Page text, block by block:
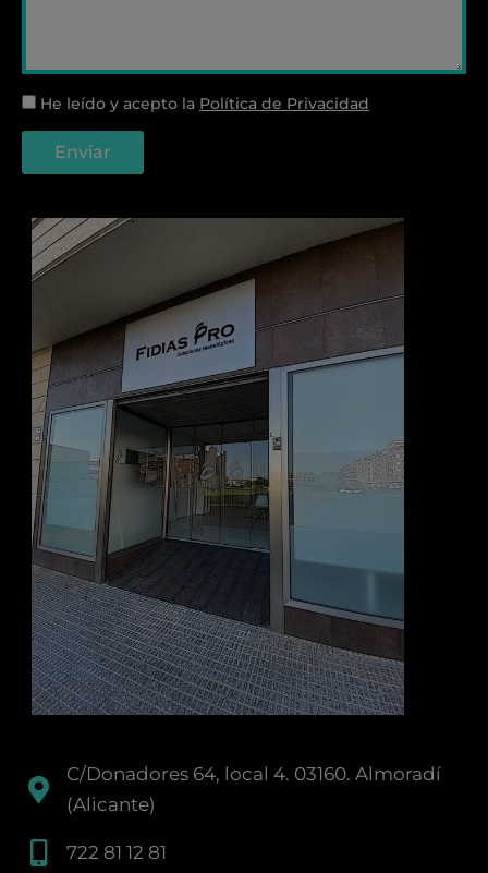
He leído y acepto la Política de Privacidad
Enviar
C/Donadores 64, local 4. 03160. Almoradí
(Alicante)
722 81 12 81